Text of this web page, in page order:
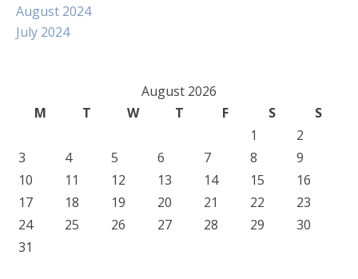
August 2024
July 2024
August 2026
M
T W T F S
S
1
2
3
4 5 6 7 8
9
10
11 12 13 14 15
16
17
18 19 20 21 22
23
24
25 26 27 28 29
30
31